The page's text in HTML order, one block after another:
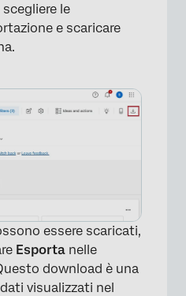
le
e scaricare
essere scaricati,
Esporta nelle
download è una
visualizzati nel